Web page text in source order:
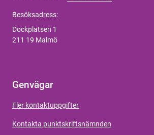
Besöksadress:
Dockplatsen 1
211 19 Malmö
Genvägar
Fler kontaktuppgifter
Kontakta punktskriftsnämnden